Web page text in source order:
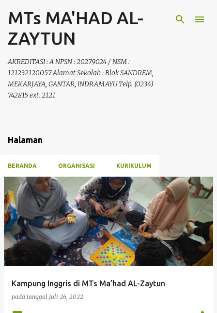
Langsung ke konten utama
MTs MA'HAD AL-
ZAYTUN
AKREDITASI : A NPSN : 20279024 / NSM :
121232120057 Alamat Sekolah : Blok SANDREM,
MEKARJAYA, GANTAR, INDRAMAYU Telp. (0234)
742815 ext. 2121
Halaman
BERANDA ORGANISASI KURIKULUM
P
o
s
t
n
Kampung Inggris di MTs Ma’had AL-Zaytun
pada tanggal Juli 26, 2022